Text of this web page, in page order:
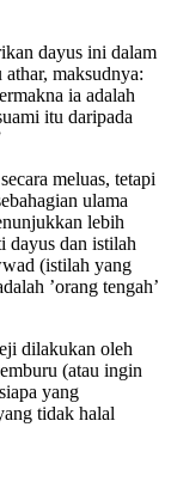
dayus ini dalam
athar, maksudnya:
ia adalah
itu daripada
meluas, tetapi
ulama
lebih
dayus dan istilah
(istilah yang
’orang tengah’
dilakukan oleh
(atau ingin
yang
tidak halal